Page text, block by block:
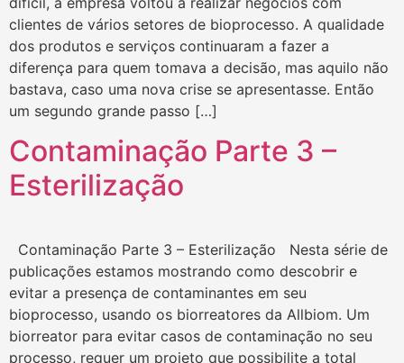
clientes de vários setores de bioprocesso. A qualidade
dos produtos e serviços continuaram a fazer a
diferença para quem tomava a decisão, mas aquilo não
bastava, caso uma nova crise se apresentasse. Então
um segundo grande passo […]
Contaminação Parte 3 –
Esterilização
Contaminação Parte 3 – Esterilização Nesta série de
publicações estamos mostrando como descobrir e
evitar a presença de contaminantes em seu
bioprocesso, usando os biorreatores da Allbiom. Um
biorreator para evitar casos de contaminação no seu
processo, requer um projeto que possibilite a total